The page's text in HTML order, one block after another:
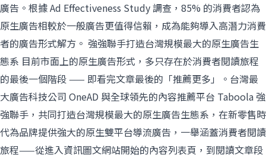
廣告。根據 Ad Effectiveness Study 調查，85% 的消費者認為
原生廣告相較於一般廣告更值得信賴，成為能夠導入高潛力消費
者的廣告形式解方。 強強聯手打造台灣規模最大的原生廣告生
態系 目前市面上的原生廣告形式，多只存在於消費者閱讀旅程
的最後一個階段 —— 即看完文章最後的「推薦更多」。台灣最
大廣告科技公司 OneAD 與全球領先的內容推薦平台 Taboola 強
強聯手，共同打造台灣規模最大的原生廣告生態系，在新零售時
代為品牌提供強大的原生雙平台導流廣告，一舉涵蓋消費者閱讀
旅程——從進入資訊圖文網站開始的內容列表頁，到閱讀文章段